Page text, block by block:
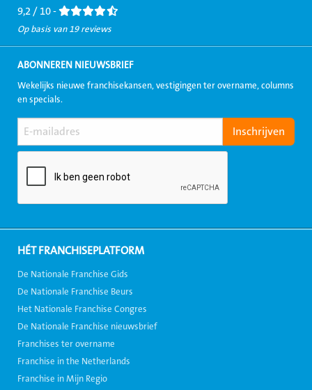
9,2 / 10 -
Op basis van 19 reviews
ABONNEREN NIEUWSBRIEF
Wekelijks nieuwe franchisekansen, vestigingen ter overname, columns
en specials.
HÉT FRANCHISEPLATFORM
De Nationale Franchise Gids
De Nationale Franchise Beurs
Het Nationale Franchise Congres
De Nationale Franchise nieuwsbrief
Franchises ter overname
Franchise in the Netherlands
Franchise in Mijn Regio